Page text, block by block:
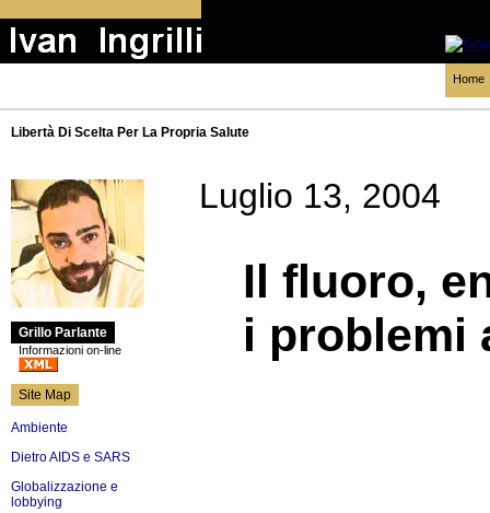
Home
Libertà Di Scelta Per La Propria Salute
Grillo Parlante
Informazioni on-line
Site Map
Ambiente
Dietro AIDS e SARS
Globalizzazione e
lobbying
Luglio 13, 2004
Il fluoro,
i problemi